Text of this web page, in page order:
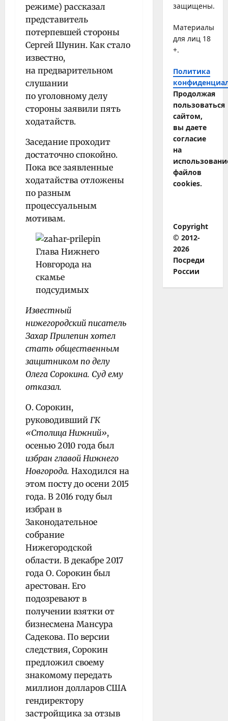
режиме) рассказал
представитель
потерпевшей стороны
Сергей Шунин. Как стало
известно,
на предварительном
слушании
по уголовному делу
стороны заявили пять
ходатайств.
Заседание проходит
достаточно спокойно.
Пока все заявленные
ходатайства отложены
по разным
процессуальным
мотивам.
Известный
нижегородский писатель
Захар Прилепин хотел
стать общественным
защитником по делу
Олега Сорокина. Суд ему
отказал.
О. Сорокин,
руководивший ГК
«Столица Нижний»,
осенью 2010 года был
избран главой Нижнего
Новгорода. Находился на
этом посту до осени 2015
года. В 2016 году был
избран в
Законодательное
собрание
Нижегородской
области. В декабре 2017
года О. Сорокин был
арестован. Его
подозревают в
получении взятки от
бизнесмена Мансура
Садекова. По версии
следствия, Сорокин
предложил своему
знакомому передать
миллион долларов США
гендиректору
застройщика за отзыв
защищены.
Материалы
для лиц 18
+.
Политика
Продолжая
пользоваться
сайтом,
вы даете
согласие
на
файлов
cookies.
Copyright
© 2012-
2026
Посреди
России